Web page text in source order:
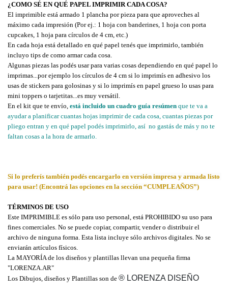
¿COMO SÉ EN QUÉ PAPEL IMPRIMIR CADA COSA?
El imprimible está armado 1 plancha por pieza para que aproveches al
máximo cada impresión (Por ej.: 1 hoja con banderines, 1 hoja con porta
cupcakes, 1 hoja para círculos de 4 cm, etc.)
En cada hoja está detallado en qué papel tenés que imprimirlo, también
incluyo tips de como armar cada cosa.
Algunas piezas las podés usar para varias cosas dependiendo en qué papel lo
imprimas...por ejemplo los círculos de 4 cm si lo imprimís en adhesivo los
usas de stickers para golosinas y si lo imprimís en papel grueso lo usas para
mini toppers o tarjetitas...es muy versátil.
En el kit que te envío, está incluido un cuadro guía resúmen que te va a
ayudar a planificar cuantas hojas imprimir de cada cosa, cuantas piezas por
pliego entran y en qué papel podés imprimirlo, así  no gastás de más y no te
faltan cosas a la hora de armarlo.
Si lo preferís también podés encargarlo en versión impresa y armada listo
para usar! (Encontrá las opciones en la sección “CUMPLEAÑOS”)
TÉRMINOS DE USO
Este IMPRIMIBLE es sólo para uso personal, está PROHIBIDO su uso para
fines comerciales. No se puede copiar, compartir, vender o distribuir el
archivo de ninguna forma. Esta lista incluye sólo archivos digitales. No se
enviarán artículos físicos.
La MAYORÍA de los diseños y plantillas llevan una pequeña firma
"LORENZA.AR"
Los Dibujos, diseños y Plantillas son de ® LORENZA DISEÑO